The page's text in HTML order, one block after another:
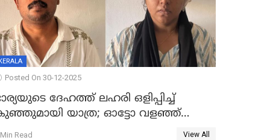
KERALA
Posted On 30-12-2025
ദേഹത്ത് ലഹരി ഒളിപ്പിച്ച്
യാത്ര; ഓട്ടോ വളഞ്ഞ്
പിടികൂടി പൊലീസ്
Read View All